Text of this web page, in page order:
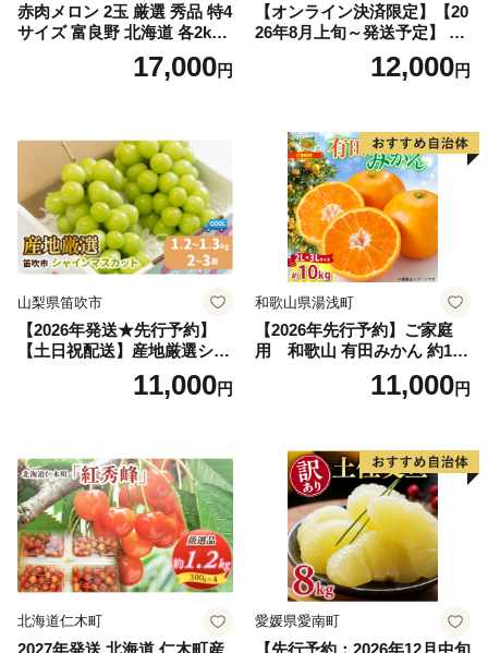
赤肉メロン 2玉 厳選 秀品 特4
サイズ 富良野 北海道 各2kg
～2.6kg 2玉 セット ファーム
富良野 メロン めろん 果物 く
17,000円
【オンライン決済限定】【20
26年8月上旬～発送予定】 先
行予約 「浅間水蜜桃プレミ
アム」 もも あかつき 秀品 約
果肉 長野県産 小諸市
12,000円
山梨県笛吹市
【2026年発送★先行予約】
【土日祝配送】産地厳選シャ
インマスカット1.2kg～1.3kg
（2房～3房）※沖縄・離島配
笛吹市 山梨県 フルーツ 果物
ぶどう 葡萄 大粒 シャインマ
スカット おすすめ シャイン
マスカット 贈答 ギフト 産地
笛吹市 シャインマスカット
笛吹 葡萄 国産 ぶどう 人気
国産 1.2kg 先行｜
11,000円
和歌山県湯浅町
【2026年先行予約】ご家庭
用 和歌山 有田みかん 約10k
g (2L、3Lサイズ)【湯浅町】
11,000円
北海道仁木町
2027年発送 北海道 仁木町産
愛媛県愛南町
【先行予約：2026年12月中旬